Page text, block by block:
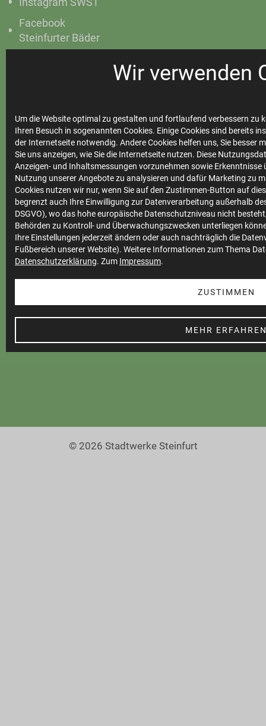
Wir verwenden
Um die Website optimal zu gestalten und fortlaufend verbessern
Ihren Besuch in sogenannten Cookies. Einige Cookies sind bereits
der Internetseite notwendig. Andere Cookies helfen uns, Sie besser
Sie uns anzeigen, wie Sie die Internetseite nutzen. Diese
Anzeigen- und Inhaltsmessungen vorzunehmen sowie Erkenntnisse
Nutzung unserer Angebote zu analysieren und dafür Marketing zu
Cookies nutzen wir nur, wenn Sie auf den Zustimmen-Button auf
begrenzt auch Ihre Einwilligung zur Datenverarbeitung außerhalb
DSGVO), wo das hohe europäische Datenschutzniveau nicht
Behörden zu Kontroll- und Überwachungszwecken unterliegen
Ihre Einstellungen jederzeit ändern oder auch nachträglich die
Fußbereich unserer Website). Weitere Informationen zum Thema
Datenschutzerklärung. Zum Impressum.
ZUSTIMMEN
MEHR
Facebook
Steinfurter Bäder
Ihre
Stadtwerke
Marktkommunikation
Vertrieb
Impressum
Datenschutz
© 2026 Stadtwerke Steinfurt